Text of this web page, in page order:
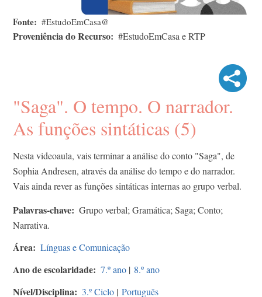
Fonte #EstudoEmCasa@
Proveniência do Recurso #EstudoEmCasa e RTP
"Saga". O tempo. O narrador.
As funções sintáticas (5)
Nesta videoaula, vais terminar a análise do conto "Saga", de
Sophia Andresen, através da análise do tempo e do narrador.
Vais ainda rever as funções sintáticas internas ao grupo verbal.
Palavras-chave
Grupo verbal; Gramática; Saga; Conto;
Narrativa.
Área Línguas e Comunicação
Ano de escolaridade 7.º ano | 8.º ano
Nível/Disciplina 3.º Ciclo | Português